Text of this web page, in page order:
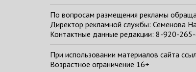
По вопросам размещения рекламы
Директор рекламной службы: Семенова
Контактные данные редакции: 8-920-
При использовании материалов сайта
Возрастное ограничение 16+